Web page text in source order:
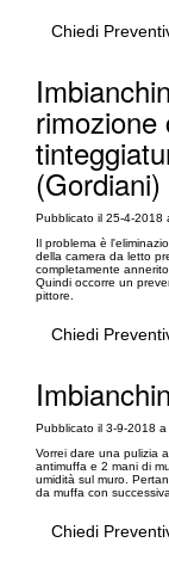
Chiedi
(Gordiani)
Pubblicato il 25-4-2018
Il problema è
della camera da letto
completamente
Quindi occorre un
pittore.
Chiedi
Pubblicato il 3-9-2018
Vorrei dare una pulizia
antimuffa e 2 mani di
umidità sul muro.
da muffa con
Chiedi